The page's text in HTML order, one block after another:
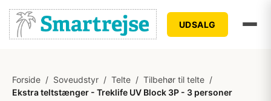
UDSALG
Forside / Soveudstyr / Telte / Tilbehør til telte /
Ekstra teltstænger - Treklife UV Block 3P - 3 personer